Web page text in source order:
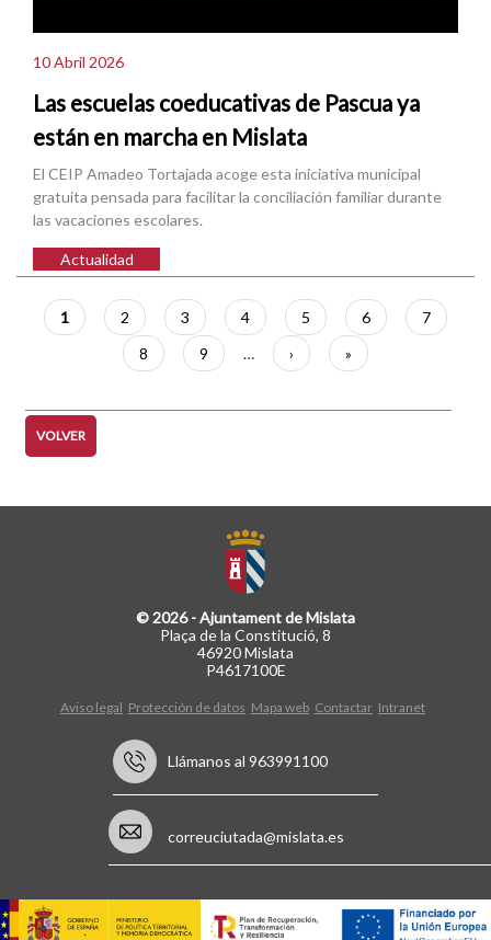
10 Abril 2026
Las escuelas coeducativas de Pascua ya
están en marcha en Mislata
El CEIP Amadeo Tortajada acoge esta iniciativa municipal
gratuita pensada para facilitar la conciliación familiar durante
las vacaciones escolares.
Actualidad
Paginación
Página
actual
1 Página
2 Página
3 Página
4 Página
5 Página
6 Página
7
Página
8 Página
9 …
Siguiente
página
›
Última
página
»
VOLVER
© 2026 - Ajuntament de Mislata
Plaça de la Constitució, 8
46920 Mislata
P4617100E
Aviso legal Protección de datos Mapa web Contactar Intranet
Llámanos al 963991100
correuciutada@mislata.es